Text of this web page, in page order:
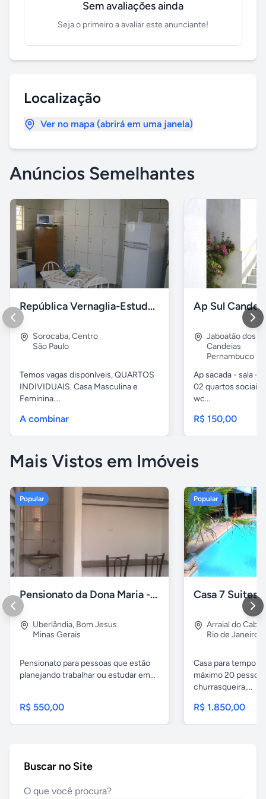
Sem avaliações ainda
Seja o primeiro a avaliar este anunciante!
Localização
Ver no mapa (abrirá em uma janela)
Anúncios Semelhantes
República Vernaglia-Estudantes e ou Trabalhadores
Sorocaba,Centro
São Paulo
Temos vagas disponíveis, QUARTOS
INDIVIDUAIS. Casa Masculina e
Feminina....
A combinar
Ap Sul
Jaboatão dos
Candeias
Pernambuco
Ap sacada - sala -
02 quartos
wc...
R$ 150,00
Mais Vistos em Imóveis
Popular
Pensionato da Dona Maria - Uberlândia/MG
Uberlândia, Bom Jesus
Minas Gerais
Pensionato para pessoas que estão
planejando trabalhar ou estudar em...
R$ 550,00
Popular
Arraial do Cabo
Rio de Janeiro
Casa para
máximo 20
churrasqueira,...
R$ 1.850,00
Buscar no Site